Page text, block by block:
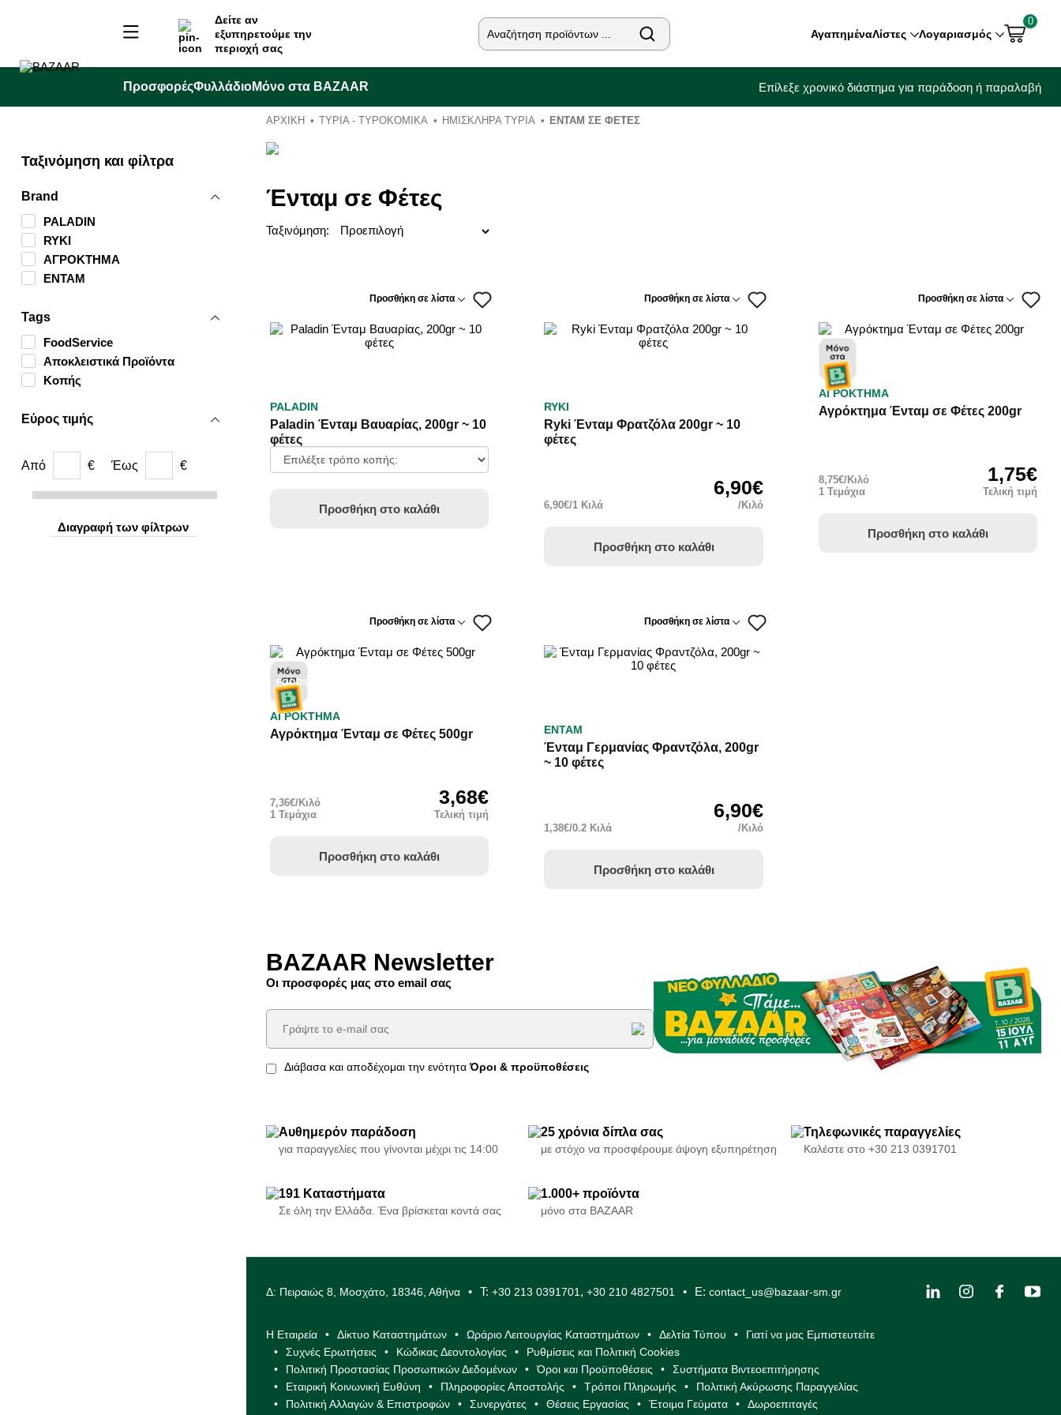
Δείτε αν
εξυπηρετούμε την
περιοχή σας
ΑγαπημέναΛίστες Λογαριασμός
0
ΠροσφορέςΦυλλάδιοΜόνο στα BAZAAR Επίλεξε χρονικό διάστημα για παράδοση ή παραλαβή
Ταξινόμηση και φίλτρα
Tags
FoodService
Αποκλειστικά Προϊόντα
Κοπής
Brand
PALADIN
RYKI
ΑΓΡΟΚΤΗΜΑ
ΕΝΤΑΜ
Εύρος τιμής
Από € Έως €
Διαγραφή των φίλτρων
ΑΡΧΙΚΉ ΤΥΡΙΑ - ΤΥΡΟΚΟΜΙΚΑ ΗΜΊΣΚΛΗΡΑ ΤΥΡΙΆ ΈΝΤΑΜ ΣΕ ΦΈΤΕΣ
Ένταμ σε Φέτες
Ταξινόμηση:
Προσθήκη σε λίστα
PALADIN
Paladin Ένταμ Βαυαρίας, 200gr ~ 10
φέτες
Προσθήκη στο καλάθι
Προσθήκη σε λίστα
RYKI
Ryki Ένταμ Φρατζόλα 200gr ~ 10
φέτες
6,90€
/Κιλό
6,90€/1 Κιλά
Προσθήκη στο καλάθι
Προσθήκη σε λίστα
ΑΓΡΟΚΤΗΜΑ
Αγρόκτημα Ένταμ σε Φέτες 200gr
1,75€
Τελική τιμή
1 Τεμάχια
8,75€/Κιλό
Προσθήκη στο καλάθι
Προσθήκη σε λίστα
FOODSERVICE
ΑΓΡΟΚΤΗΜΑ
Αγρόκτημα Ένταμ σε Φέτες 500gr
3,68€
Τελική τιμή
1 Τεμάχια
7,36€/Κιλό
Προσθήκη στο καλάθι
Προσθήκη σε λίστα
ΕΝΤΑΜ
Ένταμ Γερμανίας Φραντζόλα, 200gr
~ 10 φέτες
6,90€
/Κιλό
1,38€/0.2 Κιλά
Προσθήκη στο καλάθι
BAZAAR Newsletter
Οι προσφορές μας στο email σας
Διάβασα και αποδέχομαι την ενότηταΌροι & προϋποθέσεις
Αυθημερόν παράδοση
για παραγγελίες που γίνονται μέχρι τις 14:00
25 χρόνια δίπλα σας
με στόχο να προσφέρουμε άψογη εξυπηρέτηση
Τηλεφωνικές παραγγελίες
Καλέστε στο +30 213 0391701
191 Καταστήματα
Σε όλη την Ελλάδα. Ένα βρίσκεται κοντά σας
1.000+ προϊόντα
μόνο στα BAZAAR
Δ: Πειραιώς 8, Μοσχάτο, 18346, Αθήνα Τ: +30 213 0391701 , +30 210 4827501 E: contact_us@bazaar-sm.gr
Η Εταιρεία Δίκτυο Καταστημάτων Ωράριο Λειτουργίας Καταστημάτων Δελτία Τύπου
Γιατί να μας Εμπιστευτείτε
Συχνές Ερωτήσεις
Κώδικας Δεοντολογίας
Ρυθμίσεις και Πολιτική Cookies
Πολιτική Προστασίας Προσωπικών Δεδομένων
Όροι και Προϋποθέσεις
Συστήματα Βιντεοεπιτήρησης
Εταιρική Κοινωνική Ευθύνη
Πληροφορίες Αποστολής Τρόποι Πληρωμής
Πολιτική Ακύρωσης Παραγγελίας
Πολιτική Αλλαγών & Επιστροφών
Συνεργάτες Θέσεις Εργασίας Έτοιμα Γεύματα Δωροεπιταγές